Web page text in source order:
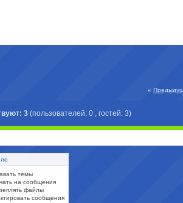
«
3 (пользователей: 0 , гостей: 3)
темы
на сообщения
файлы
сообщения